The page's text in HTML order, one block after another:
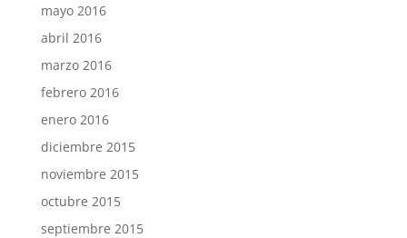
mayo 2016
abril 2016
marzo 2016
febrero 2016
enero 2016
diciembre 2015
noviembre 2015
octubre 2015
septiembre 2015